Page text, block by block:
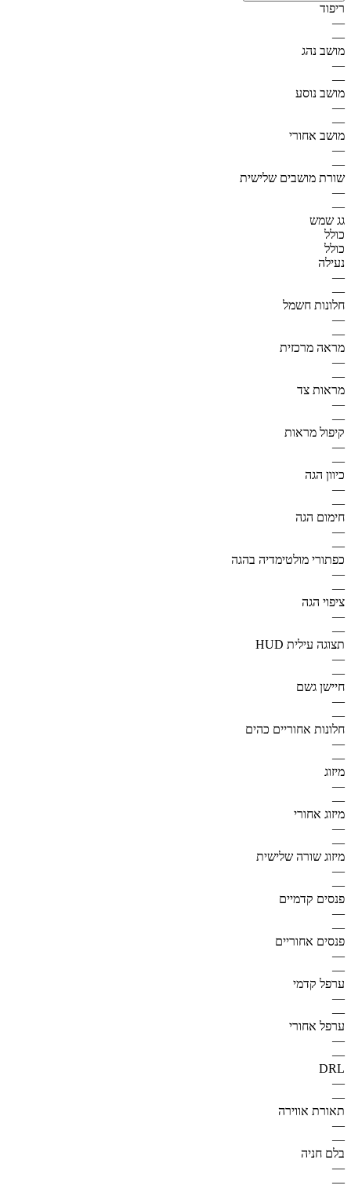
ריפוד
—
—
מושב נהג
—
—
מושב נוסע
—
—
מושב אחורי
—
—
שורת מושבים שלישית
—
—
גג שמש
כולל
כולל
נעילה
—
—
חלונות חשמל
—
—
מראה מרכזית
—
—
מראות צד
—
—
קיפול מראות
—
—
כיוון הגה
—
—
חימום הגה
—
—
כפתורי מולטימדיה בהגה
—
—
ציפוי הגה
—
—
תצוגה עילית HUD
—
—
חיישן גשם
—
—
חלונות אחוריים כהים
—
—
מיזוג
—
—
מיזוג אחורי
—
—
מיזוג שורה שלישית
—
—
פנסים קדמיים
—
—
פנסים אחוריים
—
—
ערפל קדמי
—
—
ערפל אחורי
—
—
DRL
—
—
תאורת אווירה
—
—
בלם חניה
—
—